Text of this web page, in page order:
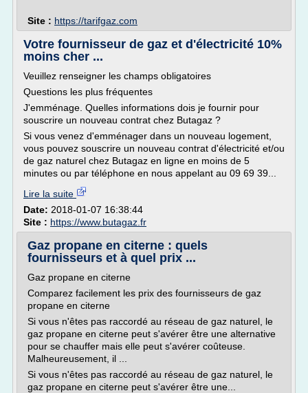
Site : https://tarifgaz.com
Votre fournisseur de gaz et d'électricité 10%
moins cher ...
Veuillez renseigner les champs obligatoires
Questions les plus fréquentes
J'emménage. Quelles informations dois je fournir pour
souscrire un nouveau contrat chez Butagaz ?
Si vous venez d'emménager dans un nouveau logement,
vous pouvez souscrire un nouveau contrat d'électricité et/ou
de gaz naturel chez Butagaz en ligne en moins de 5
minutes ou par téléphone en nous appelant au 09 69 39...
Lire la suite
Date: 2018-01-07 16:38:44
Site : https://www.butagaz.fr
Gaz propane en citerne : quels
fournisseurs et à quel prix ...
Gaz propane en citerne
Comparez facilement les prix des fournisseurs de gaz
propane en citerne
Si vous n'êtes pas raccordé au réseau de gaz naturel, le
gaz propane en citerne peut s'avérer être une alternative
pour se chauffer mais elle peut s'avérer coûteuse.
Malheureusement, il ...
Si vous n'êtes pas raccordé au réseau de gaz naturel, le
gaz propane en citerne peut s'avérer être une...